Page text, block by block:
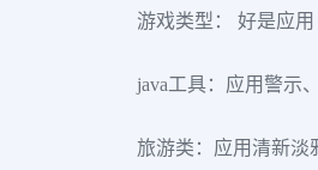
游戏类型： 好是应
java工具：应用警示
旅游类：应用清新淡